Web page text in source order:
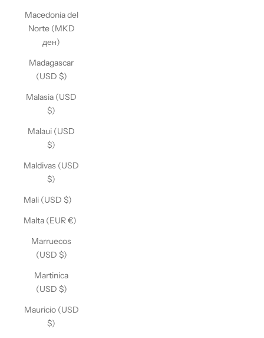
Macedonia del
Norte (MKD
ден)
Madagascar
(USD $)
Malasia (USD
$)
Malaui (USD
$)
Maldivas (USD
$)
Mali (USD $)
Malta (EUR €)
Marruecos
(USD $)
Martinica
(USD $)
Mauricio (USD
$)